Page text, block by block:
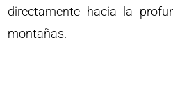
directamente hacia la
montañas.